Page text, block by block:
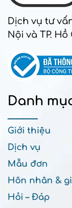
Dịch vụ tư
Nội và TP.
Danh
Giới thiệu
Dịch vụ
Mẫu đơn
Hôn nhân &
Hỏi – Đáp